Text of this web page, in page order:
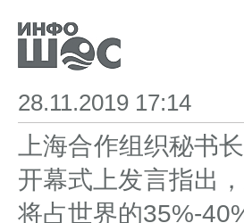
28.11.2019 17:14
上海合作组织秘书
开幕式上发言指出
将占世界的35%-